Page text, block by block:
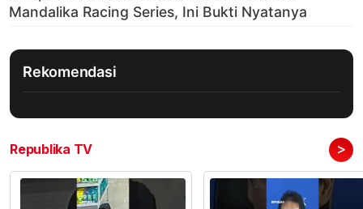
Rekomendasi
Republika TV >